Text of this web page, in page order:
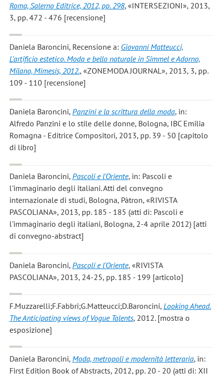
Roma, Salerno Editrice, 2012, pp. 298, «INTERSEZIONI», 2013,
3, pp. 472 - 476 [recensione]
Daniela Baroncini, Recensione a: Giovanni Matteucci,
L'artificio estetico. Moda e bello naturale in Simmel e Adorno,
Milano, Mimesis, 2012., «ZONEMODA JOURNAL», 2013, 3, pp.
109 - 110 [recensione]
Daniela Baroncini, Panzini e la scrittura della moda, in:
Alfredo Panzini e lo stile delle donne, Bologna, IBC Emilia
Romagna - Editrice Compositori, 2013, pp. 39 - 50 [capitolo
di libro]
Daniela Baroncini, Pascoli e l'Oriente, in: Pascoli e
l'immaginario degli italiani. Atti del convegno
internazionale di studi, Bologna, Pàtron, «RIVISTA
PASCOLIANA», 2013, pp. 185 - 185 (atti di: Pascoli e
l'immaginario degli italiani, Bologna, 2-4 aprile 2012) [atti
di convegno-abstract]
Daniela Baroncini, Pascoli e l'Oriente, «RIVISTA
PASCOLIANA», 2013, 24-25, pp. 185 - 199 [articolo]
F.Muzzarelli;F.Fabbri;G.Matteucci;D.Baroncini, Looking Ahead.
The Anticipating views of Vogue Talents, 2012. [mostra o
esposizione]
Daniela Baroncini, Moda, metropoli e modernità letteraria, in:
First Edition Book of Abstracts, 2012, pp. 20 - 20 (atti di: XII